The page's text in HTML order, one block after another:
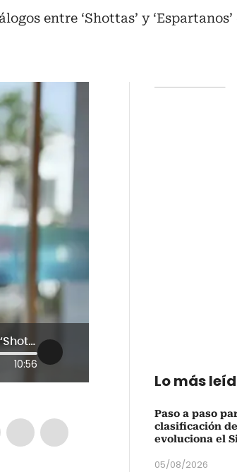
entre ‘Shottas’ y
“Tregua sí, pero no para fortalecerse criminalmente”: Fabio Cardozo a ‘Shottas’ y ‘Espartanos’
10:56
Lo más
Paso a paso
clasificación
evoluciona el
05/08/2026